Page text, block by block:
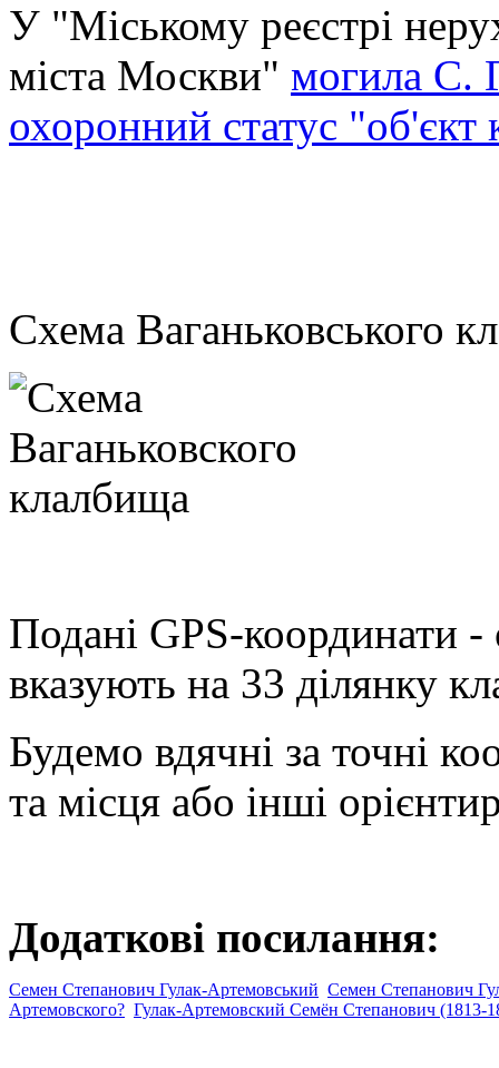
У "Міському реєстрі
міста Москви" могила С.
охоронний статус
Схема Ваганьковського
Подані GPS-координати -
вказують на 33 ділянку
Будемо вдячні за точні
та місця або інші
Додаткові посилання:
Семен Степанович Гулак-Артемовський Семен Степанович
Артемовского? Гулак-Артемовский Семён Степанович (1813-